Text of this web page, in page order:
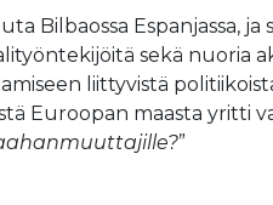
Bilbaossa Espanjassa, ja
sekä nuoria
liittyvistä
Euroopan maasta yritti
”